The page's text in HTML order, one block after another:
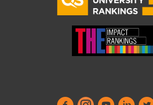
EATRIS koordinators Latvijā